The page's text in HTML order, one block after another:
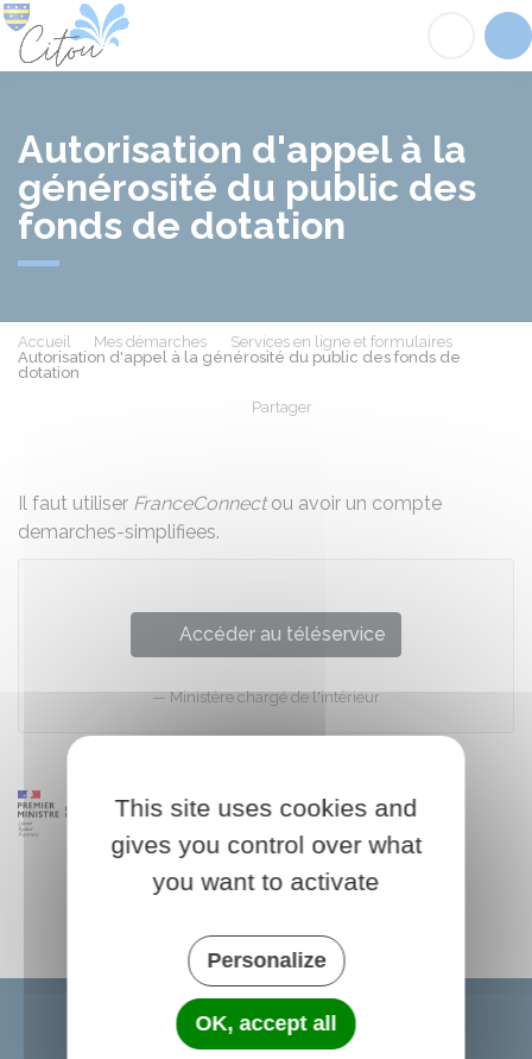
Autorisation d'appel à la
générosité du public des
fonds de dotation
Accueil Mes démarches
Services en ligne et formulaires
Autorisation d'appel à la générosité du public des fonds de
dotation
Partager
Il faut utiliser FranceConnectou avoir un compte
demarches-simplifiees.
Accéder au téléservice
Ministère chargé de l'intérieur
This site uses cookies and
gives you control over what
you want to activate
Personalize
OK, accept all